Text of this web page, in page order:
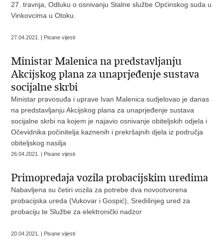
27. travnja, Odluku o osnivanju Stalne službe Općinskog suda u
Vinkovcima u Otoku.
27.04.2021. | Pisane vijesti
Ministar Malenica na predstavljanju
Akcijskog plana za unaprjeđenje sustava
socijalne skrbi
Ministar pravosuđa i uprave Ivan Malenica sudjelovao je danas
na predstavljanju Akcijskog plana za unaprjeđenje sustava
socijalne skrbi na kojem je najavio osnivanje obiteljskih odjela i
Očevidnika počinitelja kaznenih i prekršajnih djela iz područja
obiteljskog nasilja
26.04.2021. | Pisane vijesti
Primopredaja vozila probacijskim uredima
Nabavljena su četiri vozila za potrebe dva novootvorena
probacijska ureda (Vukovar i Gospić), Središnjeg ured za
probaciju te Službe za elektronički nadzor
20.04.2021. | Pisane vijesti